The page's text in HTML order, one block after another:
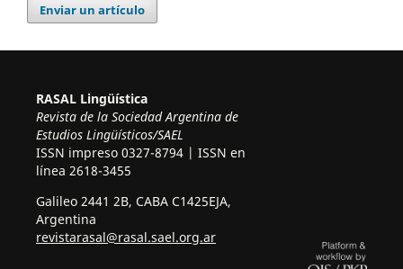
Enviar un artículo
RASAL Lingüística
Revista de la Sociedad Argentina de
Estudios Lingüísticos/SAEL
ISSN impreso0327-8794 | ISSN en
línea 2618-3455
Galileo 2441 2B, CABA C1425EJA,
Argentina
revistarasal@rasal.sael.org.ar